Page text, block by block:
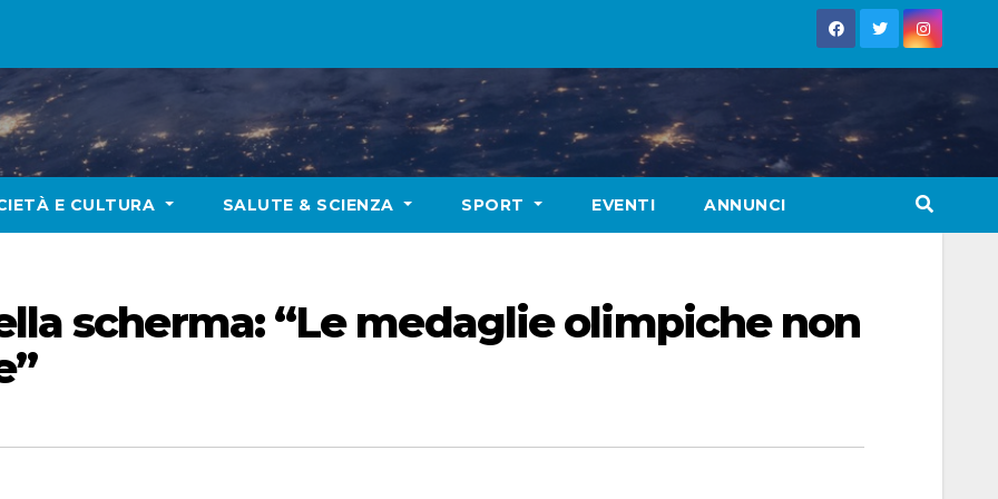
E CULTURA SALUTE & SCIENZA SPORT EVENTI ANNUNCI
scherma: “Le medaglie olimpiche non